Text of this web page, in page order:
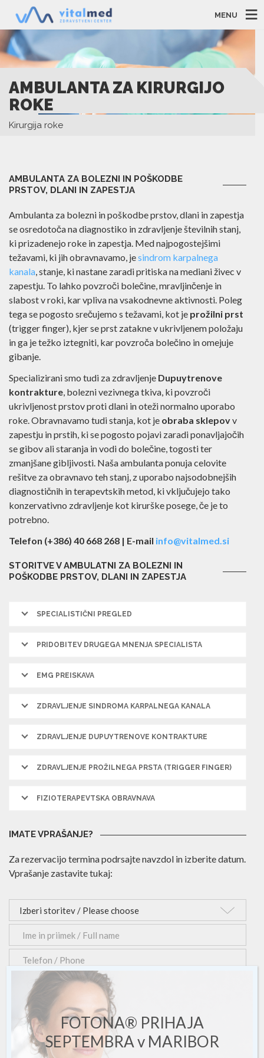
MENU
AMBULANTA ZA KIRURGIJO
ROKE
Kirurgija roke
AMBULANTA ZA BOLEZNI IN POŠKODBE
PRSTOV, DLANI IN ZAPESTJA
Ambulanta za bolezni in poškodbe prstov, dlani in zapestja
se osredotoča na diagnostiko in zdravljenje številnih stanj,
ki prizadenejo roke in zapestja. Med najpogostejšimi
težavami, ki jih obravnavamo, jesindrom karpalnega
kanala, stanje, ki nastane zaradi pritiska na mediani živec v
zapestju. To lahko povzroči bolečine, mravljinčenje in
slabost v roki, kar vpliva na vsakodnevne aktivnosti. Poleg
tega se pogosto srečujemo s težavami, kot je prožilni prst
(trigger finger), kjer se prst zatakne v ukrivljenem položaju
in ga je težko iztegniti, kar povzroča bolečino in omejuje
gibanje.
Specializirani smo tudi za zdravljenje Dupuytrenove
kontrakture, bolezni vezivnega tkiva, ki povzroči
ukrivljenost prstov proti dlani in oteži normalno uporabo
roke. Obravnavamo tudi stanja, kot je obraba sklepovv
zapestju in prstih, ki se pogosto pojavi zaradi ponavljajočih
se gibov ali staranja in vodi do bolečine, togosti ter
zmanjšane gibljivosti. Naša ambulanta ponuja celovite
rešitve za obravnavo teh stanj, z uporabo najsodobnejših
diagnostičnih in terapevtskih metod, ki vključujejo tako
konzervativno zdravljenje kot kirurške posege, če je to
potrebno.
Telefon (+386) 40 668 268 | E-mail info@vitalmed.si
STORITVE V AMBULATNI ZA BOLEZNI IN
POŠKODBE PRSTOV, DLANI IN ZAPESTJA
SPECIALISTIČNI PREGLED
PRIDOBITEV DRUGEGA MNENJA SPECIALISTA
EMG PREISKAVA
ZDRAVLJENJE SINDROMA KARPALNEGA KANALA
ZDRAVLJENJE DUPUYTRENOVE KONTRAKTURE
ZDRAVLJENJE PROŽILNEGA PRSTA (TRIGGER FINGER)
FIZIOTERAPEVTSKA OBRAVNAVA
IMATE VPRAŠANJE?
Za rezervacijo termina podrsajte navzdol in izberite datum.
Vprašanje zastavite tukaj:
FOTONA® PRIHAJA
SEPTEMBRA v MARIBOR